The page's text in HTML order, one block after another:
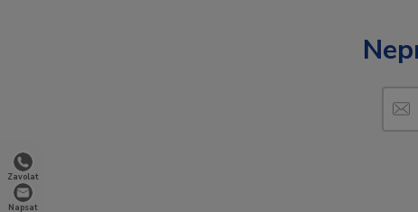
Zavolat
Napsat